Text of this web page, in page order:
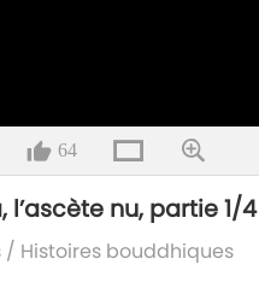
64
nu, partie 1/4
/ Histoires bouddhiques